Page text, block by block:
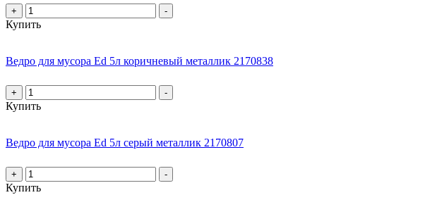
+ -
Купить
Ведро для мусора Ed 5л коричневый металлик 2170838
+ -
Купить
Ведро для мусора Ed 5л серый металлик 2170807
+ -
Купить